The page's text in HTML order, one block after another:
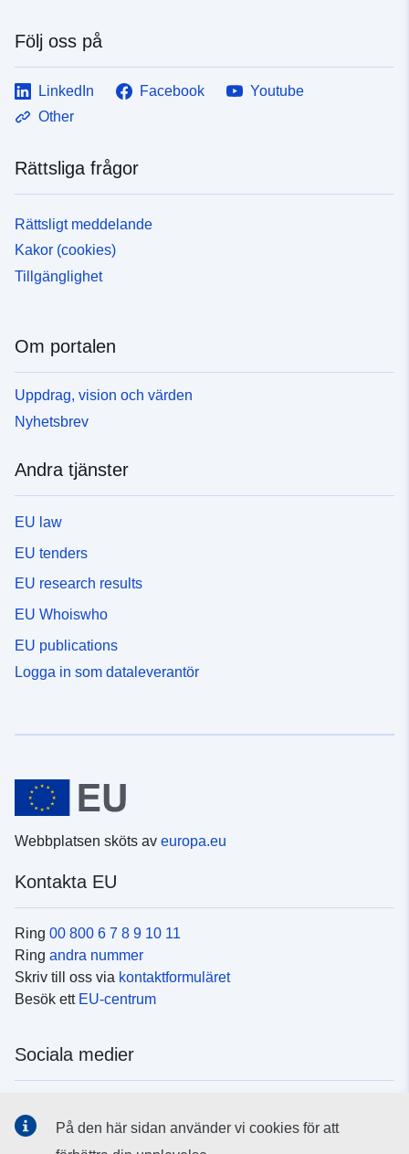
Följ oss på
LinkedIn Facebook
Youtube
Other
Rättsliga frågor
Rättsligt meddelande
Kakor (cookies)
Tillgänglighet
Om portalen
Uppdrag, vision och värden
Nyhetsbrev
Andra tjänster
EU law
EU tenders
EU research results
EU Whoiswho
EU publications
Logga in som dataleverantör
Webbplatsen sköts av europa.eu
Kontakta EU
Ring 00 800 6 7 8 9 10 11
Ring andra nummer
Skriv till oss via kontaktformuläret
Besök ett EU-centrum
Sociala medier
På den här sidan använder vi cookies för att